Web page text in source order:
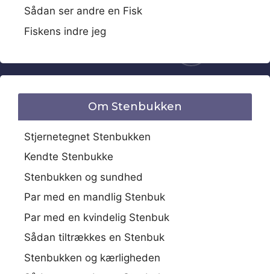
Sådan ser andre en Fisk
Fiskens indre jeg
Om Stenbukken
Stjernetegnet Stenbukken
Kendte Stenbukke
Stenbukken og sundhed
Par med en mandlig Stenbuk
Par med en kvindelig Stenbuk
Sådan tiltrækkes en Stenbuk
Stenbukken og kærligheden